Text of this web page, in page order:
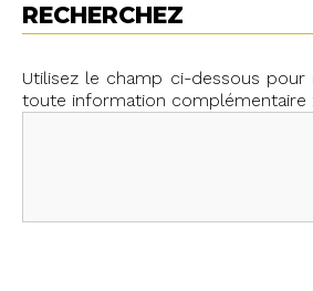
RECHERCHEZ
Utilisez le champ ci-dessous
toute information complémentaire :